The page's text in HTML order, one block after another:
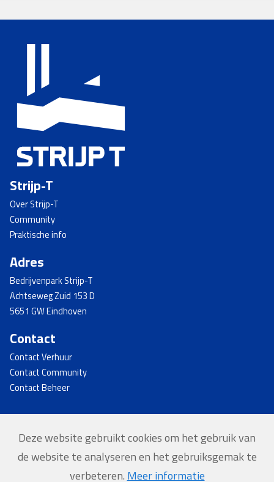
Strijp-T
Over Strijp-T
Community
Praktische info
Adres
Bedrijvenpark Strijp-T
Achtseweg Zuid 153 D
5651 GW Eindhoven
Contact
Contact Verhuur
Contact Community
Contact Beheer
© 2026 - Strijp-T
Deze website gebruikt cookies om het gebruik van
de website te analyseren en het gebruiksgemak te
verbeteren. Meer informatie